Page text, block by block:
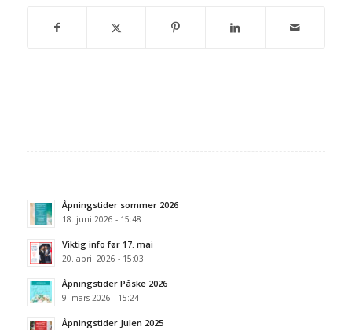
Åpningstider sommer 2026
18. juni 2026 - 15:48
Viktig info før 17. mai
20. april 2026 - 15:03
Åpningstider Påske 2026
9. mars 2026 - 15:24
Åpningstider Julen 2025